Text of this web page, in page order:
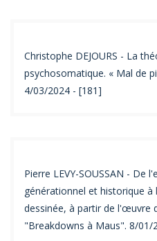
Christophe DEJOURS - La
psychosomatique. « Mal de
4/03/2024 - [181]
Pierre LEVY-SOUSSAN - De
générationnel et historique à
dessinée, à partir de l'œuvre
"Breakdowns à Maus". 8/01/